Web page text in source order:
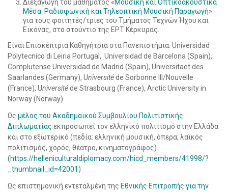
Διεξαγωγή του μαθήματος «Μουσική και Οπτικοακουστικά
Μέσα: Ραδιοφωνική και Τηλεοπτική Μουσική Παραγωγή»
για τους φοιτητές/τριες του Τμήματος Τεχνών Ήχου και
Εικόνας, στο στούντιο της ΕΡΤ Κέρκυρας.
Είναι Επισκέπτρια Καθηγήτρια στα Πανεπιστήμια: Universidad
Polytecnico di Leiria Portugal, Universidad de Barcelona (Spain),
Complutense Universidad de Madrid (Spain), Universitaet des
Saarlandes (Germany), Universitéde Sorbonne III/Nouvelle
(France), Universitéde Strasbourg (France), Arctic University in
Norway (Norway).
Ως μέλος του Ακαδημαϊκού Συμβουλίου Πολιτιστικής
Διπλωματίας εκπροσωπεί τον ελληνικό πολιτισμό στην Ελλάδα
και στο εξωτερικό (πεδία: ελληνική μουσική, όπερα, λαϊκός
πολιτισμός, χορός, θέατρο, κινηματογράφος).
(https://helleniculturaldiplomacy.com/hicd_members/41998/?
_thumbnail_id=42001 )
Ως επιστημονική εντεταλμένη της Εθνικής Επιτροπής για την